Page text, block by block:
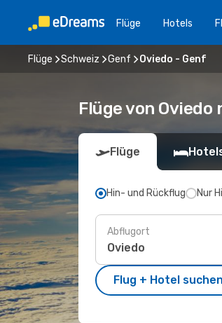
Flüge Hotels
Flüge Schweiz Genf Oviedo - Genf
Flüge von Oviedo
Flüge
Hin- und Rückflug Nur
Abflugort
Flug + Hotel suchen